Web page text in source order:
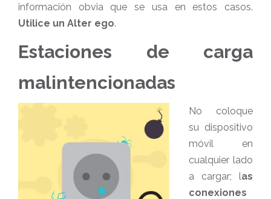
información obvia que se usa en estos casos.
Utilice un Alter ego.
Estaciones de carga
malintencionadas
No coloque
su dispositivo
móvil en
cualquier lado
a cargar; las
conexiones